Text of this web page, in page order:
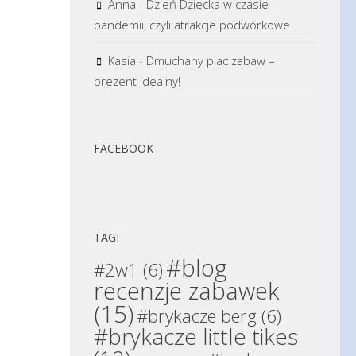
Anna - Dzień Dziecka w czasie
pandemii, czyli atrakcje podwórkowe
Kasia - Dmuchany plac zabaw –
prezent idealny!
FACEBOOK
TAGI
#2w1 (6) #blog
recenzje zabawek
(15)#brykacze berg (6)
#brykacze little tikes